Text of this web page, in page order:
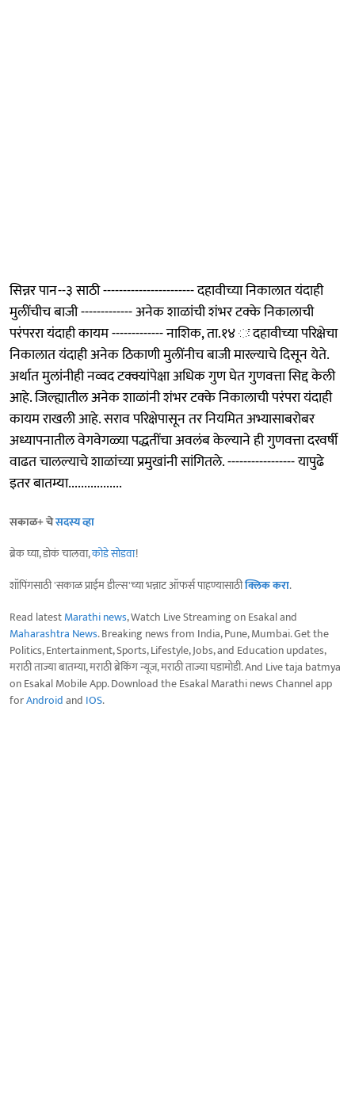
सिन्नर पान--३ साठी ----------------------- दहावीच्या निकालात यंदाही
मुलींचीच बाजी ------------- अनेक शाळांची शंभर टक्के निकालाची
परंपररा यंदाही कायम ------------- नाशिक, ता.१४ ः दहावीच्या परिक्षेचा
निकालात यंदाही अनेक ठिकाणी मुलींनीच बाजी मारल्याचे दिसून येते.
अर्थात मुलांनीही नव्वद टक्क्यांपेक्षा अधिक गुण घेत गुणवत्ता सिद्द केली
आहे. जिल्ह्यातील अनेक शाळांनी शंभर टक्के निकालाची परंपरा यंदाही
कायम राखली आहे. सराव परिक्षेपासून तर नियमित अभ्यासाबरोबर
अध्यापनातील वेगवेगळ्या पद्धतींचा अवलंब केल्याने ही गुणवत्ता दरवर्षी
वाढत चालल्याचे शाळांच्या प्रमुखांनी सांगितले. ----------------- यापुढे
इतर बातम्या.................
सकाळ+ चेसदस्य व्हा
ब्रेक घ्या, डोकं चालवा,कोडे सोडवा!
शॉपिंगसाठी 'सकाळ प्राईम डील्स'च्या भन्नाट ऑफर्स पाहण्यासाठीक्लिक करा.
Read latestMarathi news, Watch Live Streaming on Esakal and
Maharashtra News. Breaking news from India, Pune, Mumbai. Get the
Politics, Entertainment, Sports, Lifestyle, Jobs, and Education updates,
मराठी ताज्या बातम्या, मराठी ब्रेकिंग न्यूज, मराठी ताज्या घडामोडी. And Live taja batmya
on Esakal Mobile App. Download the Esakal Marathi news Channel app
forAndroidand IOS.